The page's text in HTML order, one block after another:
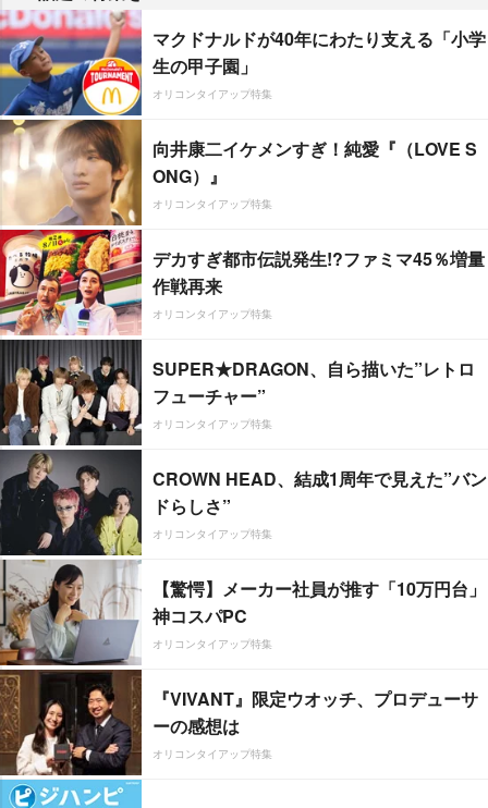
マクドナルドが40年にわたり支える「小学
生の甲子園」
オリコンタイアップ特集
向井康二イケメンすぎ！純愛『（LOVE S
ONG）』
オリコンタイアップ特集
デカすぎ都市伝説発生!?ファミマ45％増量
作戦再来
オリコンタイアップ特集
SUPER★DRAGON、自ら描いた”レトロ
フューチャー”
オリコンタイアップ特集
CROWN HEAD、結成1周年で見えた”バン
ドらしさ”
オリコンタイアップ特集
【驚愕】メーカー社員が推す「10万円台」
神コスパPC
オリコンタイアップ特集
『VIVANT』限定ウオッチ、プロデューサ
ーの感想は
オリコンタイアップ特集